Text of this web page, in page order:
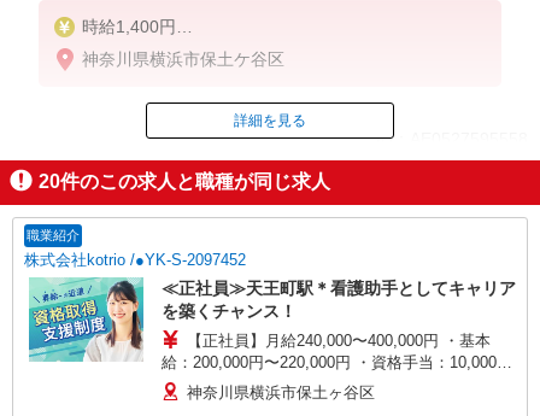
時給1,400円
★週払いOK（規定あり）
神奈川県横浜市保土ケ谷区
ID：AE0527595558
掲載期間終了
詳細を見る
20件のこの求人と職種が同じ求人
職業紹介
株式会社kotrio /●YK-S-2097452
≪正社員≫天王町駅＊看護助手としてキャリア
を築くチャンス！
【正社員】月給240,000〜400,000円 ・基本
給：200,000円〜220,000円 ・資格手当：10,000〜
30,000円 ・役職手当：10,000〜70,000円 ・処遇改
善手当：20,000〜60,000円（勤続年数、保有資格
神奈川県横浜市保土ヶ谷区